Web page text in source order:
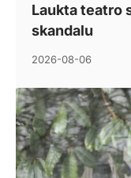
Laukta teatro
skandalu
2026-08-06